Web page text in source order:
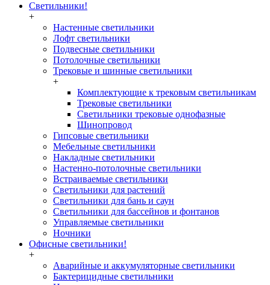
Светильники!
+
Настенные светильники
Лофт светильники
Подвесные светильники
Потолочные светильники
Трековые и шинные светильники
+
Комплектующие к трековым светильникам
Трековые светильники
Светильники трековые однофазные
Шинопровод
Гипсовые светильники
Мебельные светильники
Накладные светильники
Настенно-потолочные светильники
Встраиваемые светильники
Светильники для растений
Светильники для бань и саун
Светильники для бассейнов и фонтанов
Управляемые светильники
Ночники
Офисные светильники!
+
Аварийные и аккумуляторные светильники
Бактерицидные светильники